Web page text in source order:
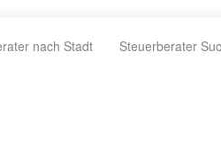
nach Stadt Steuerberater